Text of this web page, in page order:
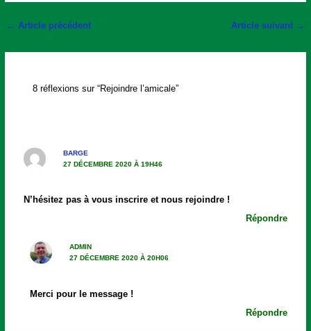
← Article précédent Article suivant →
8 réflexions sur “Rejoindre l’amicale”
BARGE
27 DÉCEMBRE 2020 À 19H46
N’hésitez pas à vous inscrire et nous rejoindre !
Répondre
ADMIN
27 DÉCEMBRE 2020 À 20H06
Merci pour le message !
Répondre